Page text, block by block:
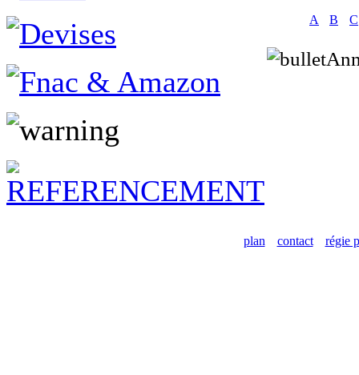
A B C
plan contact régie